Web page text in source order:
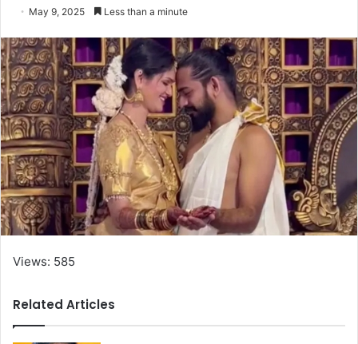
May 9, 2025 Less than a minute
Views: 585
Related Articles